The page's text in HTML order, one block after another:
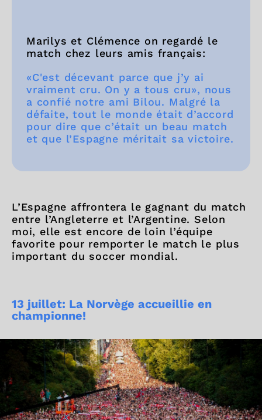
Marilys et Clémence on regardé le
match chez leurs amis français:
«C'est décevant parce que j’y ai
vraiment cru. On y a tous cru», nous
a confié notre ami Bilou. Malgré la
défaite, tout le monde était d’accord
pour dire que c’était un beau match
et que l’Espagne méritait sa victoire.
L’Espagne affrontera le gagnant du match
entre l’Angleterre et l’Argentine. Selon
moi, elle est encore de loin l’équipe
favorite pour remporter le match le plus
important du soccer mondial.
13 juillet: La Norvège accueillie en
championne!